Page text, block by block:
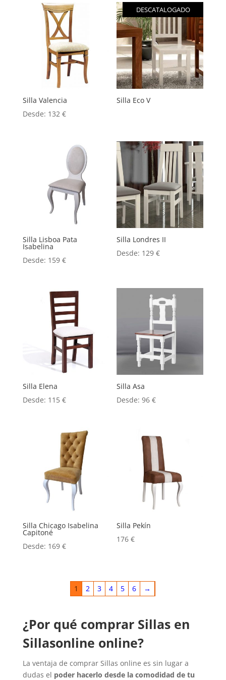
Silla Valencia
Desde: 132 €
DESCATALOGADO
Silla Eco V
Silla Lisboa Pata
Isabelina
Desde: 159 €
Silla Londres II
Desde: 129€
Silla Elena
Desde: 115 €
Silla Asa
Desde:96€
Silla Chicago Isabelina
Capitoné
Desde: 169 €
Silla Pekín
176€
1 2 3 4 5 6 →
¿Por qué comprar Sillas en
Sillasonline online?
La ventaja de comprar Sillas online es sin lugar a
dudas el poder hacerlo desde la comodidad de tu